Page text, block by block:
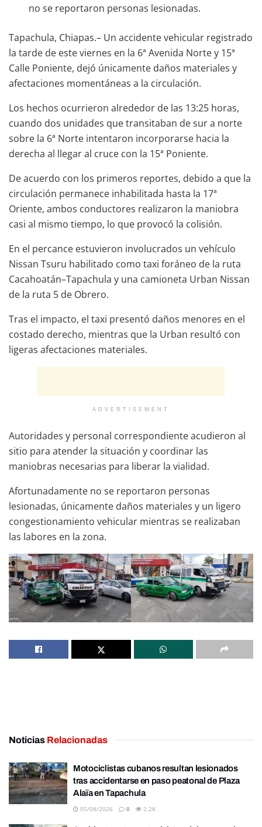
no se reportaron personas lesionadas.
Tapachula, Chiapas.– Un accidente vehicular registrado
la tarde de este viernes en la 6ª Avenida Norte y 15ª
Calle Poniente, dejó únicamente daños materiales y
afectaciones momentáneas a la circulación.
Los hechos ocurrieron alrededor de las 13:25 horas,
cuando dos unidades que transitaban de sur a norte
sobre la 6ª Norte intentaron incorporarse hacia la
derecha al llegar al cruce con la 15ª Poniente.
De acuerdo con los primeros reportes, debido a que la
circulación permanece inhabilitada hasta la 17ª
Oriente, ambos conductores realizaron la maniobra
casi al mismo tiempo, lo que provocó la colisión.
En el percance estuvieron involucrados un vehículo
Nissan Tsuru habilitado como taxi foráneo de la ruta
Cacahoatán–Tapachula y una camioneta Urban Nissan
de la ruta 5 de Obrero.
Tras el impacto, el taxi presentó daños menores en el
costado derecho, mientras que la Urban resultó con
ligeras afectaciones materiales.
ADVERTISEMENT
Autoridades y personal correspondiente acudieron al
sitio para atender la situación y coordinar las
maniobras necesarias para liberar la vialidad.
Afortunadamente no se reportaron personas
lesionadas, únicamente daños materiales y un ligero
congestionamiento vehicular mientras se realizaban
las labores en la zona.
Noticias Relacionadas
Motociclistas cubanos resultan lesionados
tras accidentarse en paso peatonal de Plaza
Alaïa en Tapachula
05/08/2026 0 2.2K